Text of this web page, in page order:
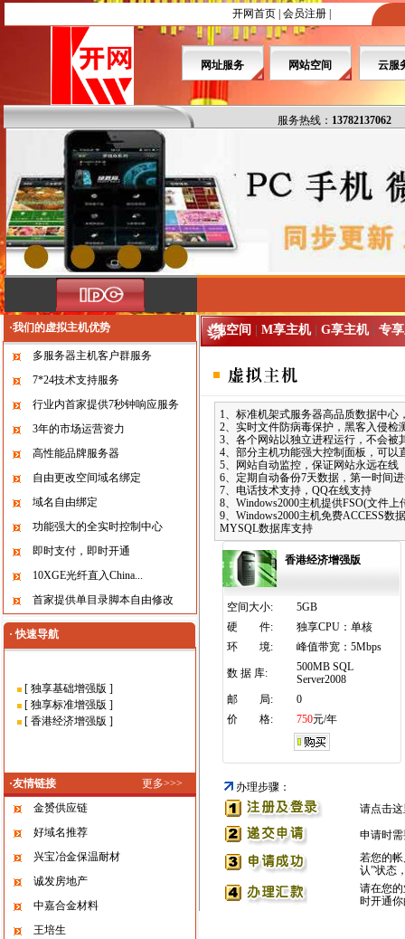
开网首页 会员注册
网址服务 网站空间 云服
服务热线： 13782137062
·我们的虚拟主机优势
多服务器主机客户群服务
7*24技术支持服务
行业内首家提供7秒钟响应服务
3年的市场运营资力
高性能品牌服务器
自由更改空间域名绑定
域名自由绑定
功能强大的全实时控制中心
即时支付，即时开通
10XGE光纤直入China...
首家提供单目录脚本自由修改
· 快速导航
[ 独享基础增强版 ]
[ 独享标准增强版 ]
[ 香港经济增强版 ]
·友情链接
更多>>>
金赟供应链
好域名推荐
兴宝冶金保温耐材
诚发房地产
中嘉合金材料
王培生
纯空间 M享主机| G享主机 专
1、标准机架式服务器高品质数据中心
2、实时文件防病毒保护，黑客入侵
3、各个网站以独立进程运行，不会
4、部分主机功能强大控制面板，可
5、网站自动监控，保证网站永远在线
6、定期自动备份7天数据，第一时间
7、电话技术支持，QQ在线支持
8、Windows2000主机提供FSO(文件
9、Windows2000主机免费ACCESS数
MYSQL数据库支持
香港经济增强版
空间大小:
5GB
硬 件:
独享CPU：单核
环 境:
峰值带宽：5Mbps
数 据 库:
500MB SQL
Server2008
邮 局:
0
价 格:
750元/年
办理步骤：
请点击
申请时
若您的
认”状态
请在您
时开通